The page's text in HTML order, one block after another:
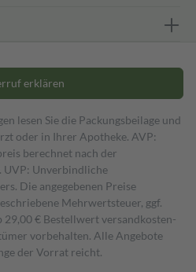
erklären
lesen Sie die Packungsbeilage und
oder in Ihrer Apotheke. AVP:
berechnet nach der
Unverbindliche
Die angegebenen Preise
Mehrwertsteuer, ggf.
29,00 € Bestell­wert versand­kosten­
vorbehalten. Alle Angebote
der Vorrat reicht.